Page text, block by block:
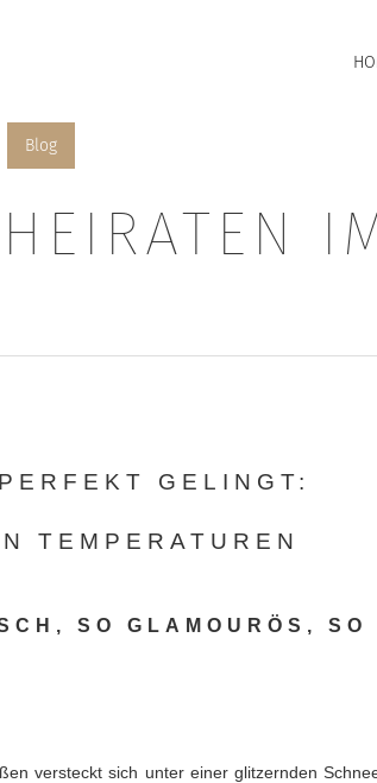
Blog
GELINGT:
TEMPERATUREN
SO GLAMOURÖS, SO
versteckt sich unter einer glitzernden